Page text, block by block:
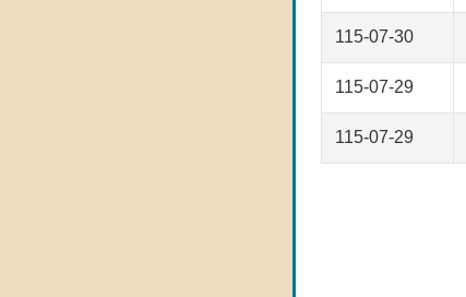
115-07-30
115-07-29
115-07-29